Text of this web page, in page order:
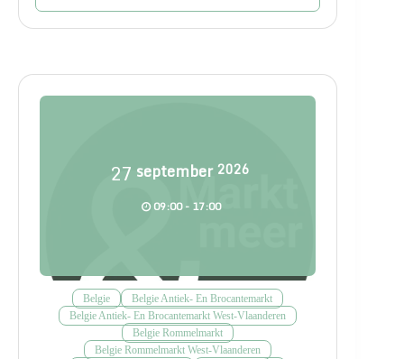
27 september 2026
09:00 - 17:00
Belgie
Belgie Antiek- En Brocantemarkt
Belgie Antiek- En Brocantemarkt West-Vlaanderen
Belgie Rommelmarkt
Belgie Rommelmarkt West-Vlaanderen